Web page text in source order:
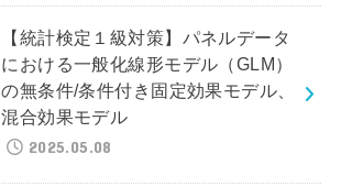
【統計検定１級対策】パネルデータ
における一般化線形モデル（GLM）
の無条件/条件付き固定効果モデル、
混合効果モデル
2025.05.08